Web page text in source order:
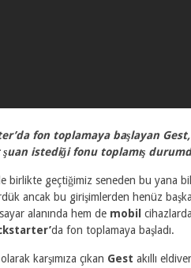
fon toplamaya başlayan
şuan istediği fonu toplamış
birlikte geçtiğimiz seneden bu yana
ancak bu girişimlerden henüz
alanında hem de mobil
da fon toplamaya başladı.
karşımıza çıkan Gest akıllı